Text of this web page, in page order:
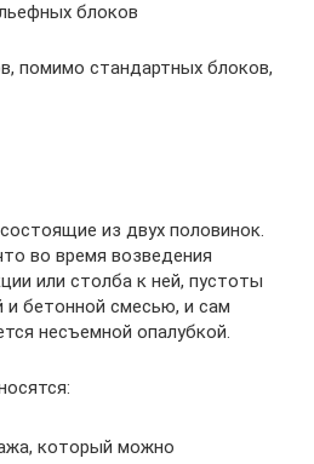
блоков
помимо стандартных блоков,
из двух половинок.
во время возведения
или столба к ней, пустоты
и бетонной смесью, и сам
несъемной опалубкой.
который можно